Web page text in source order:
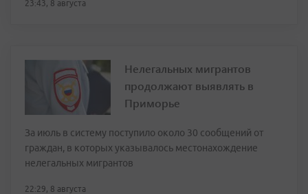
23:43, 8 августа
Нелегальных мигрантов
продолжают выявлять в
Приморье
За июль в систему поступило около 30 сообщений от
граждан, в которых указывалось местонахождение
нелегальных мигрантов
22:29, 8 августа